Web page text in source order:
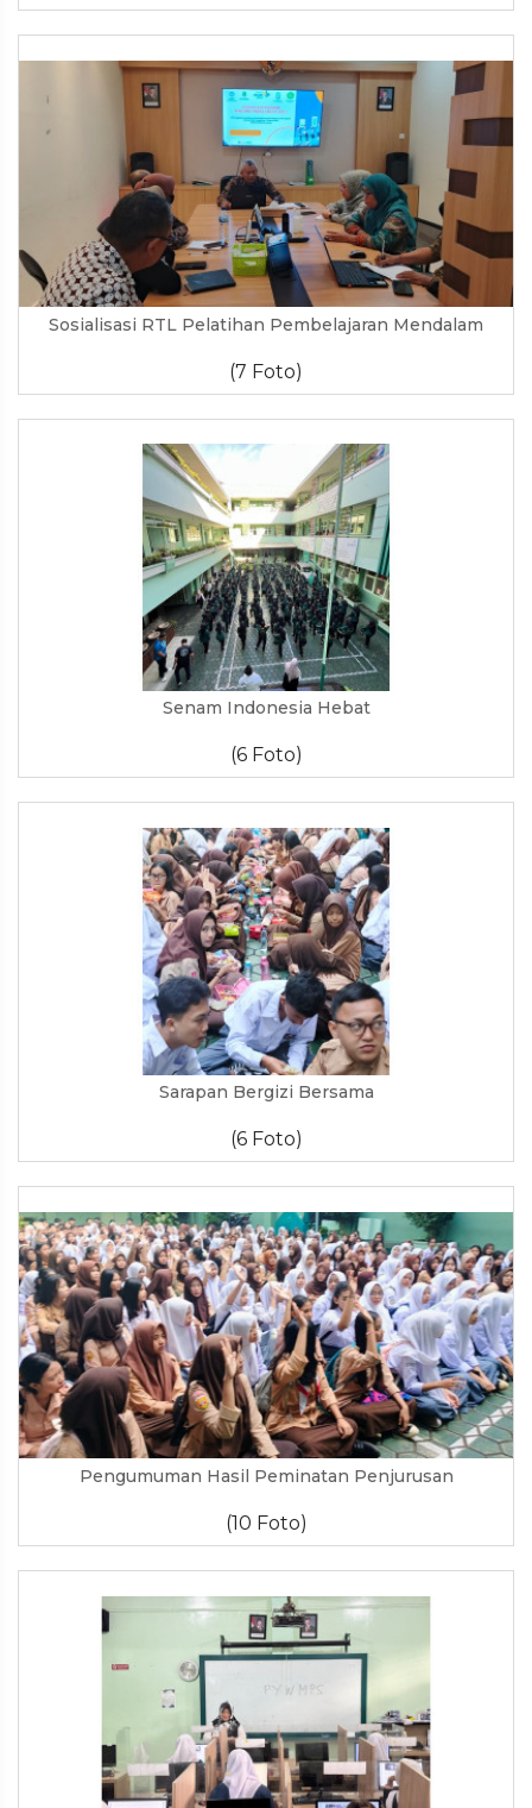
Sosialisasi RTL Pelatihan Pembelajaran Mendalam
(7 Foto)
Senam Indonesia Hebat
(6 Foto)
Sarapan Bergizi Bersama
(6 Foto)
Pengumuman Hasil Peminatan Penjurusan
(10 Foto)